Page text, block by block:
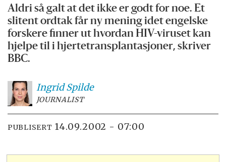
Aldri så galt at det ikke er godt for noe. Et
slitent ordtak får ny mening idet engelske
forskere finner ut hvordan HIV-viruset kan
hjelpe til i hjertetransplantasjoner, skriver
BBC.
Ingrid Spilde
JOURNALIST
PUBLISERT 14.09.2002 - 07:00